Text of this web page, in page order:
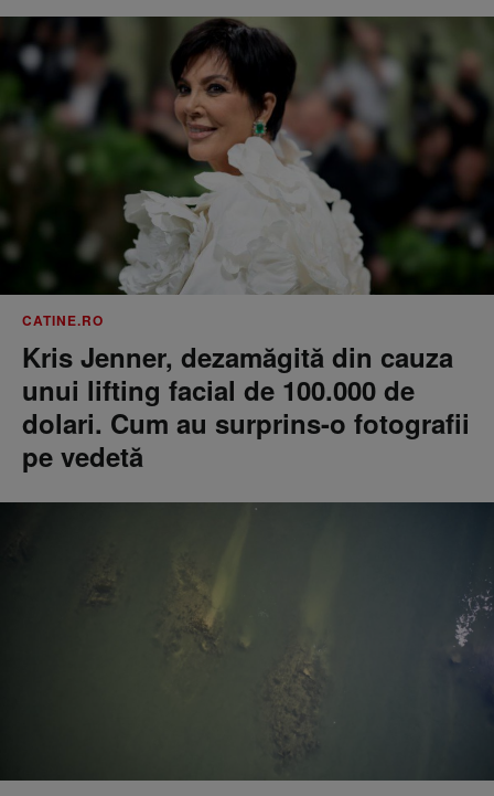
CATINE.RO
Kris Jenner, dezamăgită din cauza
unui lifting facial de 100.000 de
dolari. Cum au surprins-o fotografii
pe vedetă